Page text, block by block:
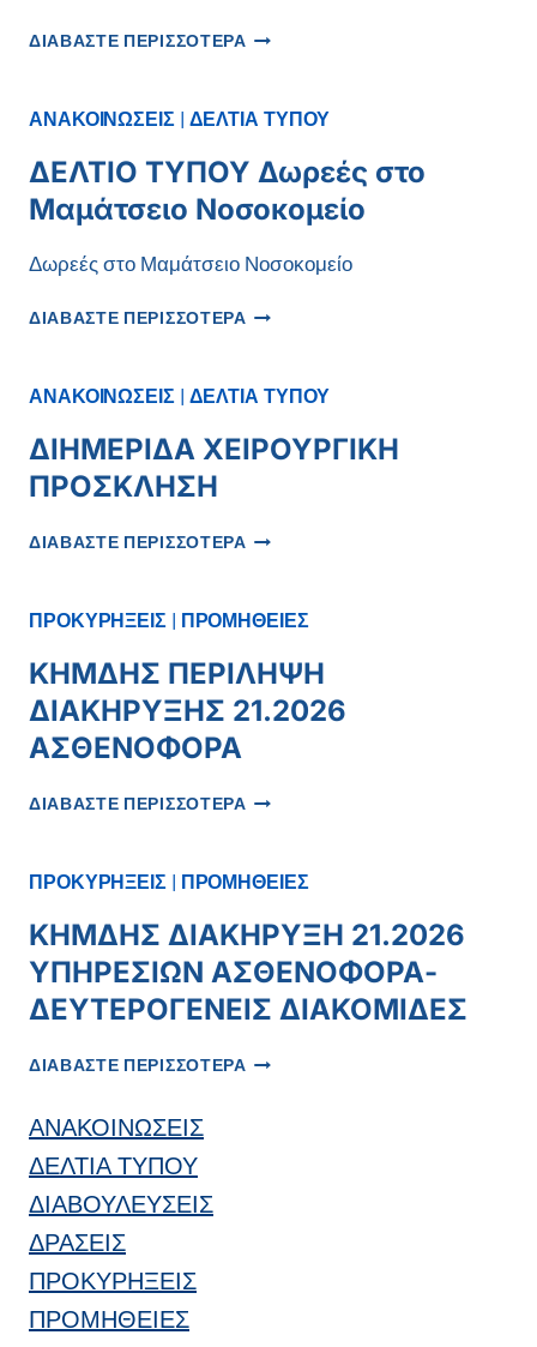
ΔΙΑΒΑΣΤΕ ΠΕΡΙΣΣΟΤΕΡΑ ΔΕΛΤΙΟ
ΕΝΗΜΕΡΩΣΗ
ΤΑΚΤΙΚΟΎ
ΕΞΩΤΕΡΙΚΟΎ
ΙΑΤΡΕΊΟΥ
ΑΝΑΚΟΙΝΩΣΕΙΣ| ΔΕΛΤΙΑ ΤΥΠΟΥ
ΔΕΛΤΙΟ ΤΥΠΟΥ Δωρεές στο
Μαμάτσειο Νοσοκομείο
Δωρεές στο Μαμάτσειο Νοσοκομείο
ΔΙΑΒΑΣΤΕ ΠΕΡΙΣΣΟΤΕΡΑ ΔΕΛΤΙΟ
ΣΤΟ
ΝΟΣΟΚΟΜΕΊΟ
ΑΝΑΚΟΙΝΩΣΕΙΣ| ΔΕΛΤΙΑ ΤΥΠΟΥ
ΔΙΗΜΕΡΙΔΑ ΧΕΙΡΟΥΡΓΙΚΗ
ΠΡΟΣΚΛΗΣΗ
ΔΙΑΒΑΣΤΕ ΠΕΡΙΣΣΟΤΕΡΑ ΔΙΗΜΕΡΙΔΑ
ΠΡΟΚΥΡΗΞΕΙΣ| ΠΡΟΜΗΘΕΙΕΣ
ΚΗΜΔΗΣ ΠΕΡΙΛΗΨΗ
ΔΙΑΚΗΡΥΞΗΣ 21.2026
ΑΣΘΕΝΟΦΟΡΑ
ΔΙΑΒΑΣΤΕ ΠΕΡΙΣΣΟΤΕΡΑ ΚΗΜΔΗΣ
21.2026
ΠΡΟΚΥΡΗΞΕΙΣ| ΠΡΟΜΗΘΕΙΕΣ
ΚΗΜΔΗΣ ΔΙΑΚΗΡΥΞΗ 21.2026
ΥΠΗΡΕΣΙΩΝ ΑΣΘΕΝΟΦΟΡΑ-
ΔΕΥΤΕΡΟΓΕΝΕΙΣ ΔΙΑΚΟΜΙΔΕΣ
ΔΙΑΒΑΣΤΕ ΠΕΡΙΣΣΟΤΕΡΑ ΚΗΜΔΗΣ
ΑΝΑΚΟΙΝΩΣΕΙΣ
ΔΕΛΤΙΑ ΤΥΠΟΥ
ΔΙΑΒΟΥΛΕΥΣΕΙΣ
ΔΡΑΣΕΙΣ
ΠΡΟΚΥΡΗΞΕΙΣ
ΠΡΟΜΗΘΕΙΕΣ